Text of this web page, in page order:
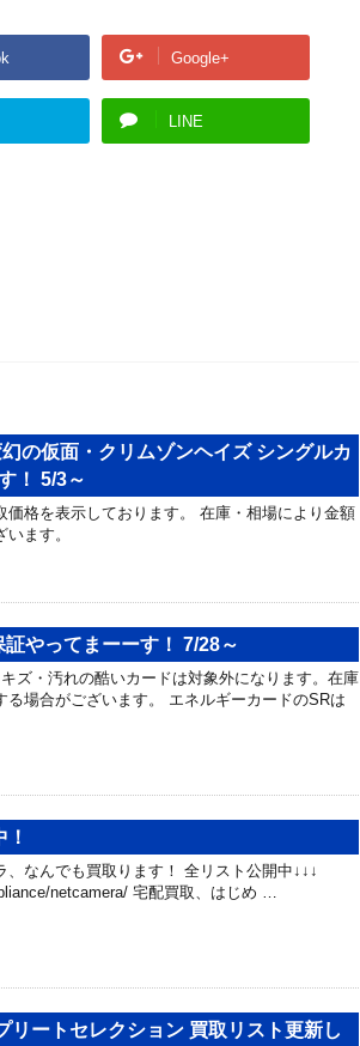
Google+
LINE
の仮面・クリムゾンヘイズ シングルカ
！ 5/3～
格を表示しております。 在庫・相場により金額
ます。
やってまーーす！ 7/28～
ズ・汚れの酷いカードは対象外になります。在庫
る場合がございます。 エネルギーカードのSRは
なんでも買取ります！ 全リスト公開中↓↓↓
netcamera/ 宅配買取、はじめ …
リートセレクション 買取リスト更新し